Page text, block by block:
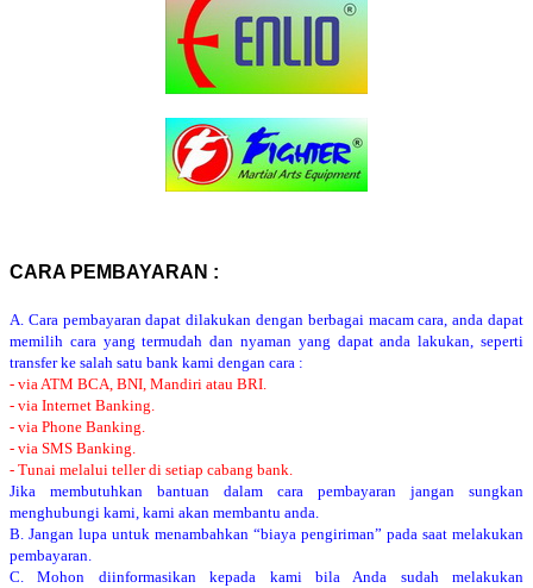
CARA PEMBAYARAN :
A. Cara pembayaran dapat dilakukan dengan berbagai macam cara, anda dapat
memilih cara yang termudah dan nyaman yang dapat anda lakukan, seperti
transfer ke salah satu bank kami dengan cara :
- via ATM BCA, BNI, Mandiri atau BRI.
- via Internet Banking.
- via Phone Banking.
- via SMS Banking.
- Tunai melalui teller di setiap cabang bank.
Jika membutuhkan bantuan dalam cara pembayaran jangan sungkan
menghubungi kami, kami akan membantu anda.
B. Jangan lupa untuk menambahkan “biaya pengiriman” pada saat melakukan
pembayaran.
C. Mohon diinformasikan kepada kami bila Anda sudah melakukan